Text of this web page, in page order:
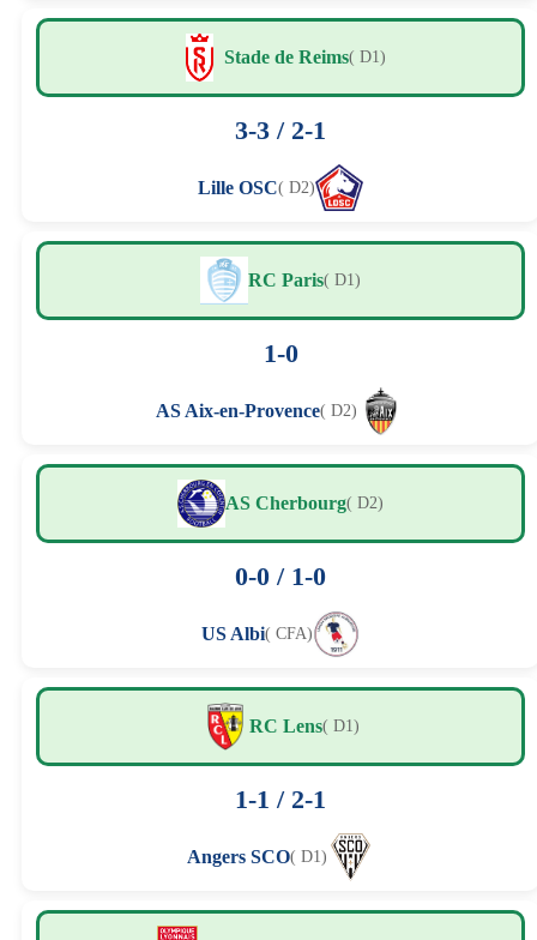
Stade de Reims( D1)
3-3 / 2-1
Lille OSC( D2)
RC Paris( D1)
1-0
AS Aix-en-Provence( D2)
AS Cherbourg( D2)
0-0 / 1-0
US Albi( CFA)
RC Lens( D1)
1-1 / 2-1
Angers SCO( D1)